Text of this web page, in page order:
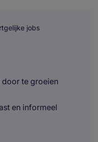
jobs
te groeien
en informeel